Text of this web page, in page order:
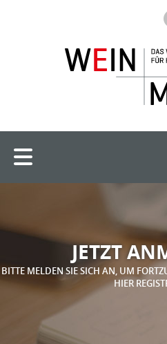
JETZT
BITTE MELDEN SIE SICH AN, UM
HIER